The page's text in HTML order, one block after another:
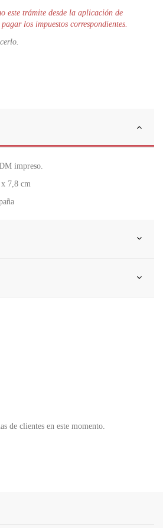
este trámite desde la aplicación de
los impuestos correspondientes.
impreso.
7,8 cm
de clientes en este momento.